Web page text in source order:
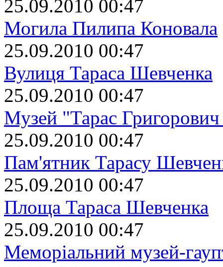
25.09.2010 00:47
Могила Пилипа Коновала
25.09.2010 00:47
Вулиця Тараса Шевченка
25.09.2010 00:47
Музей "Тарас
25.09.2010 00:47
Пам'ятник Тарасу
25.09.2010 00:47
Площа Тараса Шевченка
25.09.2010 00:47
Меморіальний музей-